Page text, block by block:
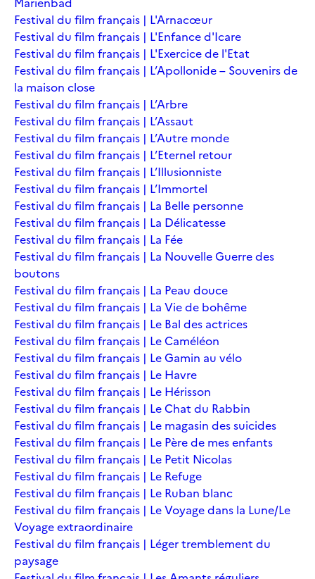
Festival du film français | L'Arnacœur
Festival du film français | L'Enfance d'Icare
Festival du film français | L'Exercice de l'Etat
Festival du film français | L’Apollonide – Souvenirs de
la maison close
Festival du film français | L’Arbre
Festival du film français | L’Assaut
Festival du film français | L’Autre monde
Festival du film français | L’Eternel retour
Festival du film français | L’Illusionniste
Festival du film français | L’Immortel
Festival du film français | La Belle personne
Festival du film français | La Délicatesse
Festival du film français | La Fée
Festival du film français | La Nouvelle Guerre des
boutons
Festival du film français | La Peau douce
Festival du film français | La Vie de bohême
Festival du film français | Le Bal des actrices
Festival du film français | Le Caméléon
Festival du film français | Le Gamin au vélo
Festival du film français | Le Havre
Festival du film français | Le Hérisson
Festival du film français | Le Chat du Rabbin
Festival du film français | Le magasin des suicides
Festival du film français | Le Père de mes enfants
Festival du film français | Le Petit Nicolas
Festival du film français | Le Refuge
Festival du film français | Le Ruban blanc
Festival du film français | Le Voyage dans la Lune/Le
Voyage extraordinaire
Festival du film français | Léger tremblement du
paysage